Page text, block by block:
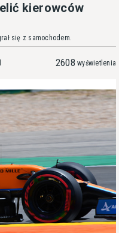
kierowców
się z samochodem.
2608 wyświetlenia